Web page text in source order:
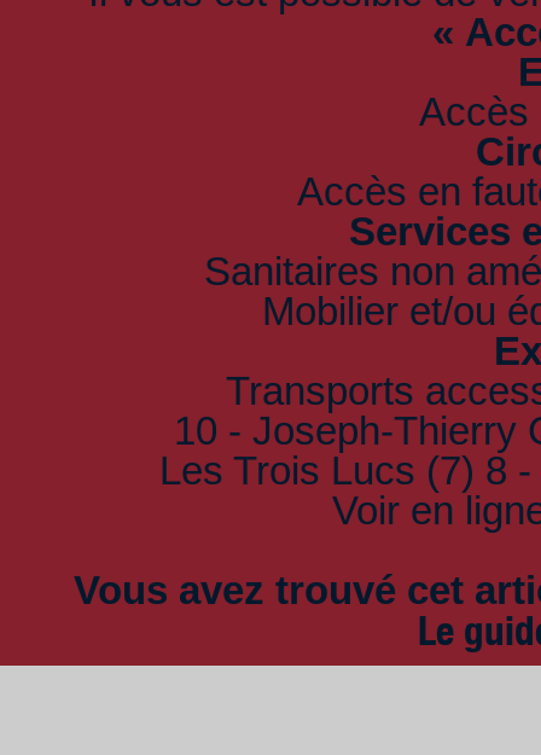
«
Accès
Accès en
Services
Sanitaires non
Mobilier et/ou
Transports
10 - Joseph-Thierry
Les Trois Lucs (7) 8
Voir en
Vous avez trouvé cet
Le